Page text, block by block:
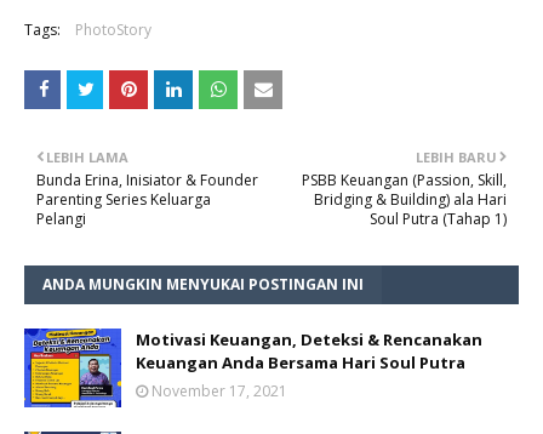
Tags: PhotoStory
LEBIH BARU
PSBB Keuangan (Passion, Skill,
Bridging & Building) ala Hari
Soul Putra (Tahap 1)
LEBIH LAMA
Bunda Erina, Inisiator & Founder
Parenting Series Keluarga
Pelangi
ANDA MUNGKIN MENYUKAI POSTINGAN INI
Motivasi Keuangan, Deteksi & Rencanakan
Keuangan Anda Bersama Hari Soul Putra
November 17, 2021